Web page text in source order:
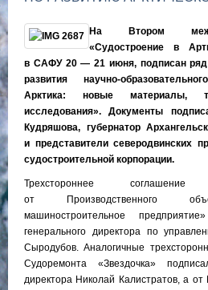
На Втором
«Судостроение в
в САФУ 20 — 21 июня, подписан ряд
развития научно-
Арктика: новые материалы,
исследования». Документы
Кудряшова, губернатор
и представители северодвинских
судостроительной корпорации.
Трехстороннее
от Производственного
машиностроительное
генерального директора по
Сыродубов. Аналогичные
Судоремонта «Звездочка»
директора Николай Калистратов, а от